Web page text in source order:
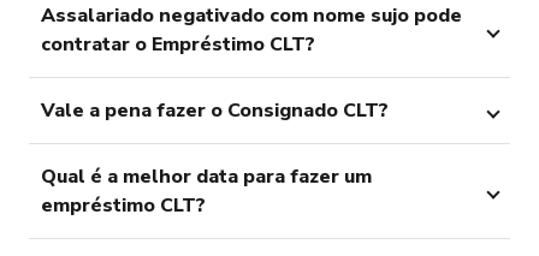
Assalariado negativado com nome sujo pode
contratar o Empréstimo CLT?
Vale a pena fazer o Consignado CLT?
Qual é a melhor data para fazer um
empréstimo CLT?